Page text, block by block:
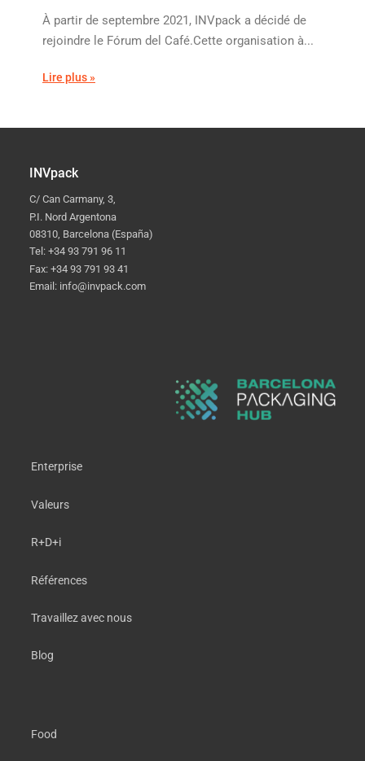
À partir de septembre 2021, INVpack a décidé de
rejoindre le Fórum del Café.Cette organisation à...
Lire plus »
INVpack
C/ Can Carmany, 3,
P.I. Nord Argentona
08310, Barcelona (España)
Tel: +34 93 791 96 11
Fax: +34 93 791 93 41
Email: info@invpack.com
Enterprise
Valeurs
R+D+i
Références
Travaillez avec nous
Blog
Food